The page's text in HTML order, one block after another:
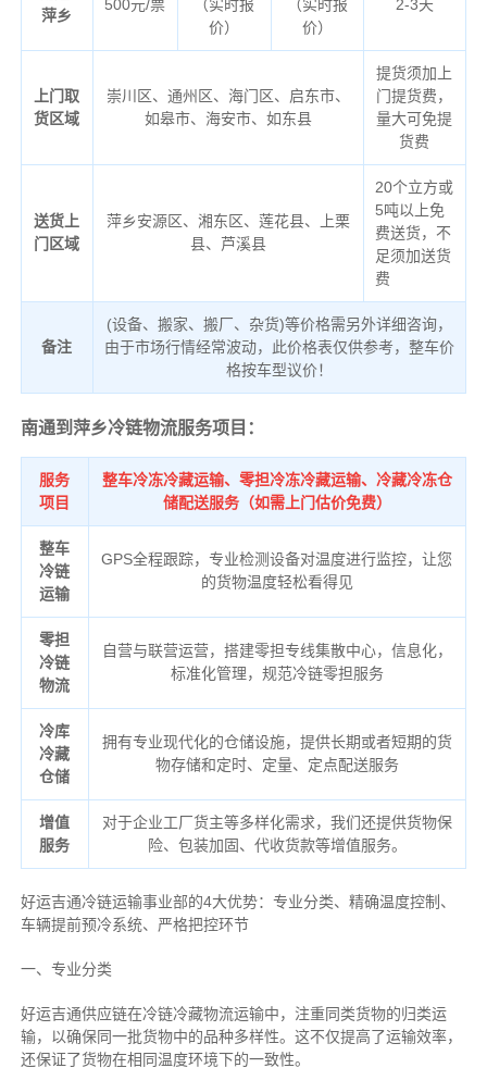
萍乡
500元/票
（实时报
价）
（实时报
价）
2-3天
上门取
货区域
崇川区、通州区、海门区、启东市、
如皋市、海安市、如东县
提货须加上
门提货费，
量大可免提
货费
送货上
门区域
萍乡安源区、湘东区、莲花县、上栗
县、芦溪县
20个立方或
5吨以上免
费送货，不
足须加送货
费
备注
(设备、搬家、搬厂、杂货)等价格需另外详细咨询，
由于市场行情经常波动，此价格表仅供参考，整车价
格按车型议价！
南通到萍乡冷链物流服务项目：
服务
项目
整车冷冻冷藏运输、零担冷冻冷藏运输、冷藏冷冻仓
储配送服务（如需上门估价免费）
整车
冷链
运输
GPS全程跟踪，专业检测设备对温度进行监控，让您
的货物温度轻松看得见
零担
冷链
物流
自营与联营运营，搭建零担专线集散中心，信息化，
标准化管理，规范冷链零担服务
冷库
冷藏
仓储
拥有专业现代化的仓储设施，提供长期或者短期的货
物存储和定时、定量、定点配送服务
增值
服务
对于企业工厂货主等多样化需求，我们还提供货物保
险、包装加固、代收货款等增值服务。
好运吉通冷链运输事业部的4大优势： 专业分类、 精确温度控制、
车辆提前预冷系统、 严格把控环节
一、专业分类
好运吉通供应链在冷链冷藏物流运输中，注重同类货物的归类运
输，以确保同一批货物中的品种多样性。这不仅提高了运输效率，
还保证了货物在相同温度环境下的一致性。